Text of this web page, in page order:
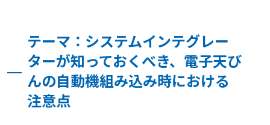
テーマ：システムインテグレー
ターが知っておくべき、電子天び
んの自動機組み込み時における
注意点